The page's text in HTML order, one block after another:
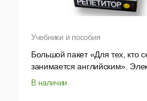
Учебники и пособия
Большой пакет «Для тех, кто
занимается английским».
В наличии